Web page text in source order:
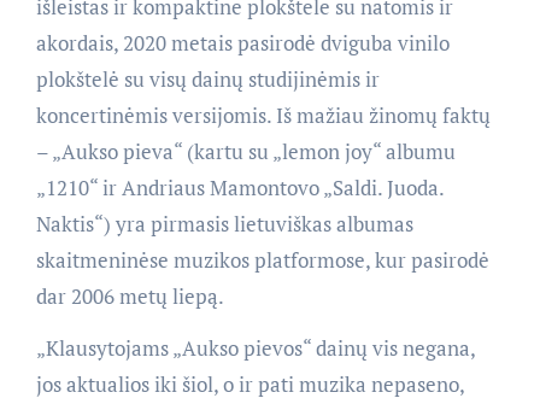
išleistas ir kompaktine plokštele su natomis ir
akordais, 2020 metais pasirodė dviguba vinilo
plokštelė su visų dainų studijinėmis ir
koncertinėmis versijomis. Iš mažiau žinomų faktų
– „Aukso pieva“ (kartu su „lemon joy“ albumu
„1210“ ir Andriaus Mamontovo „Saldi. Juoda.
Naktis“) yra pirmasis lietuviškas albumas
skaitmeninėse muzikos platformose, kur pasirodė
dar 2006 metų liepą.
„Klausytojams „Aukso pievos“ dainų vis negana,
jos aktualios iki šiol, o ir pati muzika nepaseno,